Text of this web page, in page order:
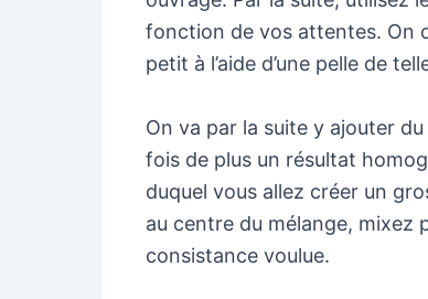
fonction de vos attentes. On
petit à l’aide d’une pelle de
On va par la suite y ajouter
fois de plus un résultat
duquel vous allez créer un
au centre du mélange, mixez
consistance voulue.